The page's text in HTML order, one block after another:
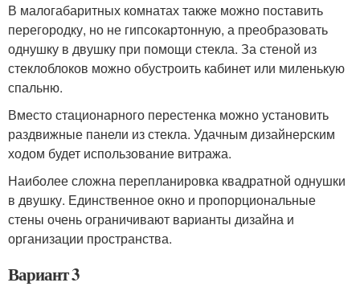
В малогабаритных комнатах также можно поставить
перегородку, но не гипсокартонную, а преобразовать
однушку в двушку при помощи стекла. За стеной из
стеклоблоков можно обустроить кабинет или миленькую
спальню.
Вместо стационарного перестенка можно установить
раздвижные панели из стекла. Удачным дизайнерским
ходом будет использование витража.
Наиболее сложна перепланировка квадратной однушки
в двушку. Единственное окно и пропорциональные
стены очень ограничивают варианты дизайна и
организации пространства.
Вариант 3